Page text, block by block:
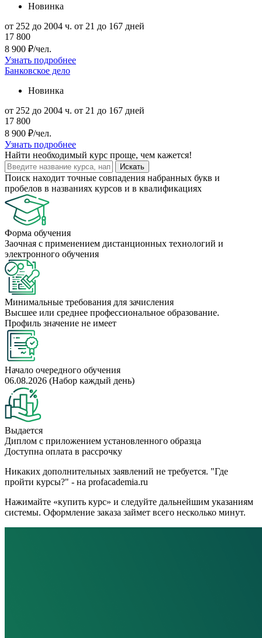
Новинка
от 252 до 2004 ч. от 21 до 167 дней
17 800
8 900 ₽/чел.
Узнать подробнее
Банковское дело
Новинка
от 252 до 2004 ч. от 21 до 167 дней
17 800
8 900 ₽/чел.
Узнать подробнее
Найти необходимый курс проще, чем кажется!
Искать
Поиск находит точные совпадения набранных букв и
пробелов в названиях курсов и в квалификациях
Форма обучения
Заочная с применением дистанционных технологий и
электронного обучения
Минимальные требования для зачисления
Высшее или среднее профессиональное образование.
Профиль значение не имеет
Начало очередного обучения
06.08.2026 (Набор каждый день)
Выдается
Диплом с приложением установленного образца
Доступна оплата в рассрочку
Никаких дополнительных заявлений не требуется. "Где
пройти курсы?" - на profacademia.ru
Нажимайте «купить курс» и следуйте дальнейшим указаниям
системы. Оформление заказа займет всего несколько минут.